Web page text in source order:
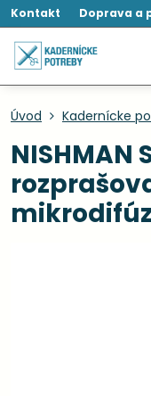
Kontakt Doprava a
Úvod Kadernícke
NISHMAN